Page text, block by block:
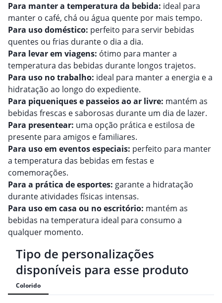
Para manter a temperatura da bebida: ideal para
manter o café, chá ou água quente por mais tempo.
Para uso doméstico: perfeito para servir bebidas
quentes ou frias durante o dia a dia.
Para levar em viagens: ótimo para manter a
temperatura das bebidas durante longos trajetos.
Para uso no trabalho: ideal para manter a energia e a
hidratação ao longo do expediente.
Para piqueniques e passeios ao ar livre: mantém as
bebidas frescas e saborosas durante um dia de lazer.
Para presentear: uma opção prática e estilosa de
presente para amigos e familiares.
Para uso em eventos especiais: perfeito para manter
a temperatura das bebidas em festas e
comemorações.
Para a prática de esportes: garante a hidratação
durante atividades físicas intensas.
Para uso em casa ou no escritório: mantém as
bebidas na temperatura ideal para consumo a
qualquer momento.
Tipo de personalizações
disponíveis para esse produto
Colorido